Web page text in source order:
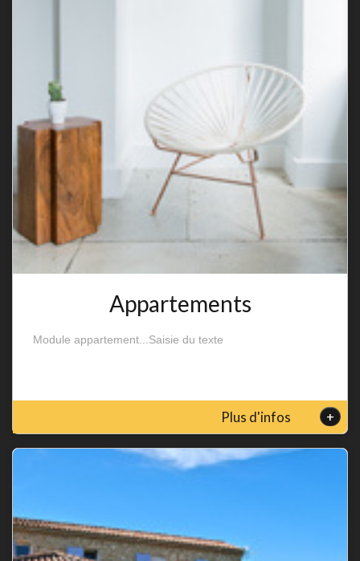
Appartements
Module appartement...Saisie du texte
Plus d'infos +